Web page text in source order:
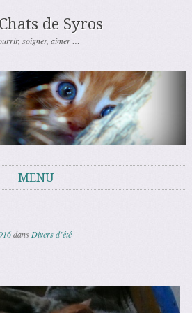
de Syros
soigner, aimer …
MENU
dansDivers d’été